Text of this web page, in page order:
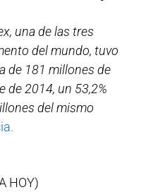
una de las tres
del mundo, tuvo
de 181 millones de
de 2014, un 53,2%
del mismo
HOY)